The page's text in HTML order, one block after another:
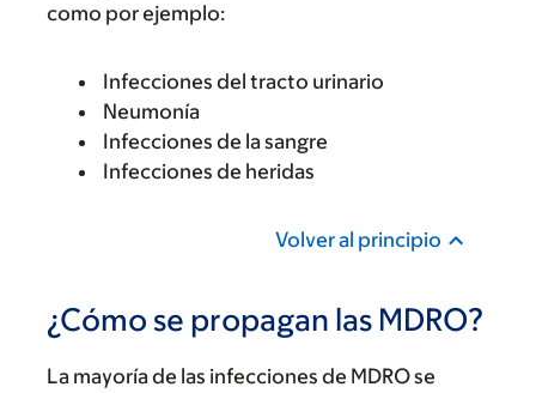
como por ejemplo:
Infecciones del tracto urinario
Neumonía
Infecciones de la sangre
Infecciones de heridas
Volver al principio
¿Cómo se propagan las MDRO?
La mayoría de las infecciones de MDRO se